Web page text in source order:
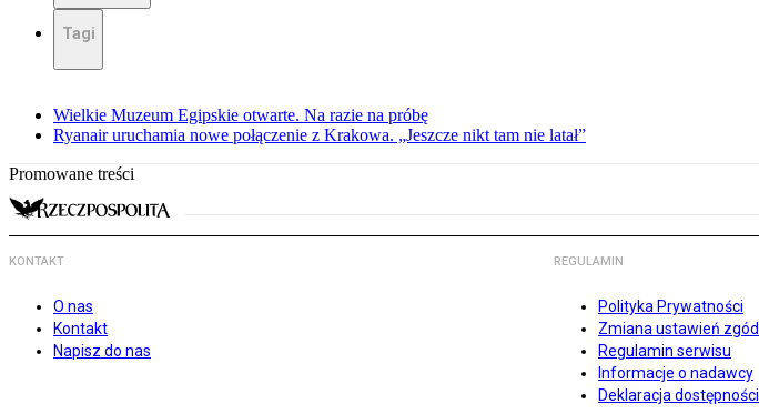
Tagi
Wielkie Muzeum Egipskie otwarte. Na razie na próbę
Ryanair uruchamia nowe połączenie z Krakowa. „Jeszcze nikt tam nie latał”
Promowane treści
KONTAKT
O nas
Kontakt
Napisz do nas
REGULAMIN
Polityka Prywatności
Zmiana ustawień zgód
Regulamin serwisu
Informacje o nadawcy
Deklaracja dostępności